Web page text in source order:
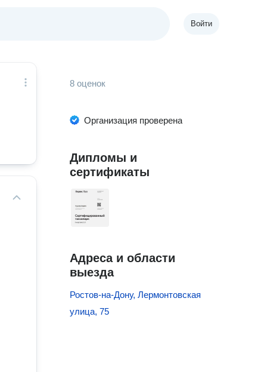
Войти
8 оценок
Организация проверена
Дипломы и
сертификаты
Адреса и области
выезда
Ростов-на-Дону, Лермонтовская
улица, 75